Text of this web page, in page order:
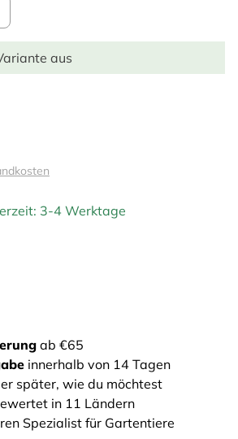
aus
3-4 Werktage
ab €65
innerhalb von 14 Tagen
später, wie du möchtest
in 11 Ländern
Spezialist für Gartentiere